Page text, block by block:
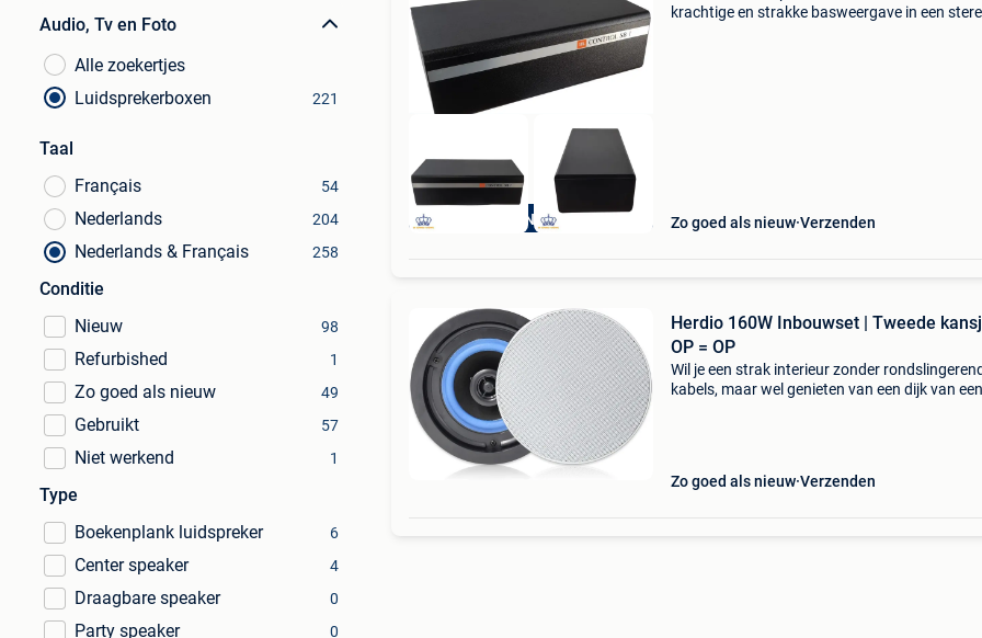
Audio, Tv en Foto
Alle zoekertjes
Luidsprekerboxen
221
Taal
Français
54
Nederlands 204
Nederlands & Français 258
Conditie
Nieuw
98
Refurbished 1
Zo goed als nieuw 49
Gebruikt 57
Niet werkend 1
Type
Boekenplank luidspreker
6
Center speaker 4
Draagbare speaker 0
Party speaker 0
6 MAANDEN GARANTIE
krachtige en strakke basweergave in een
Zo goed als nieuw Verzenden
Herdio 160W Inbouwset | Tweede
OP = OP
Wil je een strak interieur zonder
kabels, maar wel genieten van een dijk van een
Zo goed als nieuw Verzenden